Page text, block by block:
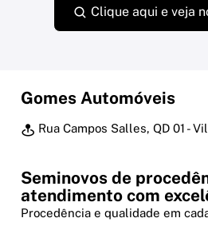
Clique aqui e veja
Gomes Automóveis
Rua Campos Salles, QD 01 -
Seminovos de
atendimento com
Procedência e qualidade em